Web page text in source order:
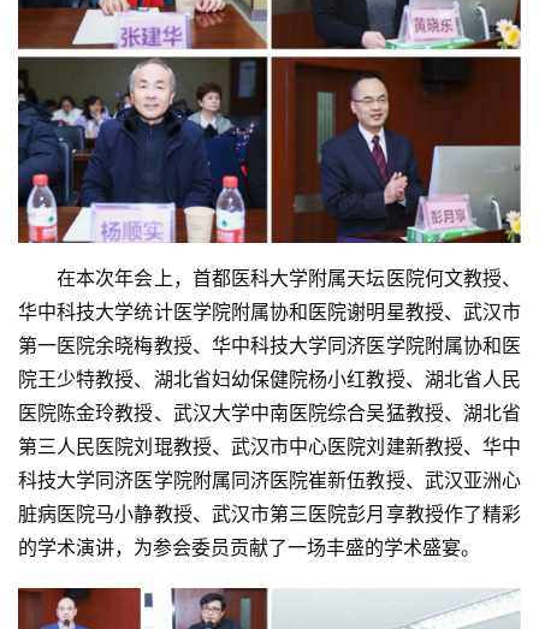
在本次年会上，首都医科大学附属天坛医院何文教授、
华中科技大学统计医学院附属协和医院谢明星教授、武汉市
第一医院余晓梅教授、华中科技大学同济医学院附属协和医
院王少特教授、湖北省妇幼保健院杨小红教授、湖北省人民
医院陈金玲教授、武汉大学中南医院综合吴猛教授、湖北省
第三人民医院刘琨教授、武汉市中心医院刘建新教授、华中
科技大学同济医学院附属同济医院崔新伍教授、武汉亚洲心
脏病医院马小静教授、武汉市第三医院彭月享教授作了精彩
的学术演讲，为参会委员贡献了一场丰盛的学术盛宴。